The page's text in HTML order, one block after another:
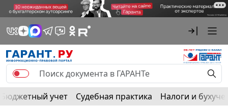
Бюджетный учет Судебная практика Налоги и